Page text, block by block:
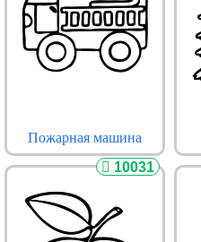
Пожарная машина
10031